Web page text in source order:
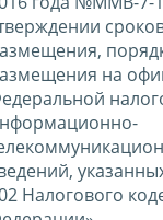
на
Налогового